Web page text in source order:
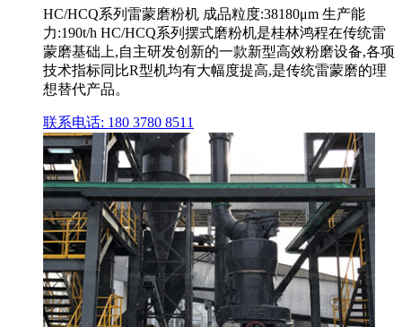
HC/HCQ系列雷蒙磨粉机 成品粒度:38180μm 生产能
力:190t/h HC/HCQ系列摆式磨粉机是桂林鸿程在传统雷
蒙磨基础上,自主研发创新的一款新型高效粉磨设备,各项
技术指标同比R型机均有大幅度提高,是传统雷蒙磨的理
想替代产品。
联系电话: 180 3780 8511